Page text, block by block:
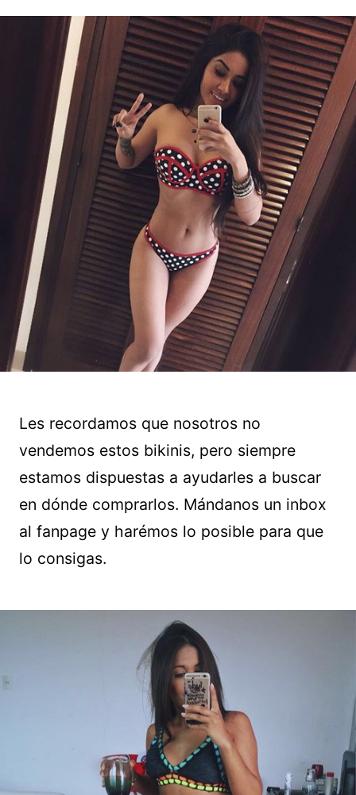
Les recordamos que nosotros no
vendemos estos bikinis, pero siempre
estamos dispuestas a ayudarles a buscar
en dónde comprarlos. Mándanos un inbox
al fanpage y harémos lo posible para que
lo consigas.